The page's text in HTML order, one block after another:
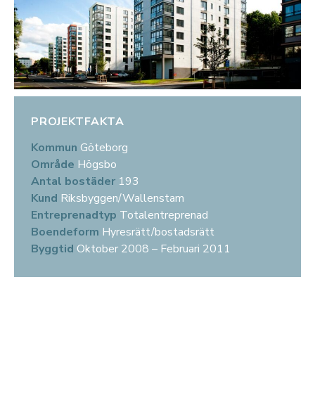
PROJEKTFAKTA
Kommun Göteborg
Område Högsbo
Antal bostäder 193
Kund Riksbyggen/Wallenstam
Entreprenadtyp Totalentreprenad
Boendeform Hyresrätt/bostadsrätt
Byggtid Oktober 2008 – Februari 2011